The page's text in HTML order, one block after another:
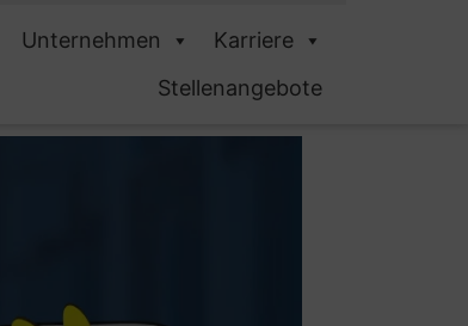
Unternehmen
Karriere
Stellenangebote